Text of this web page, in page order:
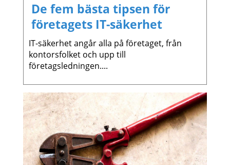
De fem bästa tipsen för
företagets IT-säkerhet
IT-säkerhet angår alla på företaget, från
kontorsfolket och upp till
företagsledningen....